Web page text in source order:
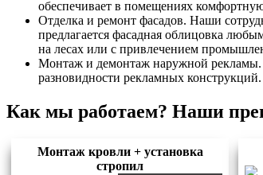
обеспечивает в помещениях
Отделка и ремонт фасадов. Наши
предлагается фасадная облицовка
на лесах или с привлечением
Монтаж и демонтаж наружной рекламы.
разновидности рекламных конструкций.
Как мы работаем? Наши
Монтаж кровли + установка
стропил